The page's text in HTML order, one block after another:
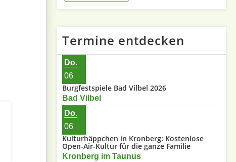
Termine entdecken
Do.
06
Burgfestspiele Bad Vilbel 2026
Bad Vilbel
Do.
06
Kulturhäppchen in Kronberg: Kostenlose
Open-Air-Kultur für die ganze Familie
Kronberg im Taunus